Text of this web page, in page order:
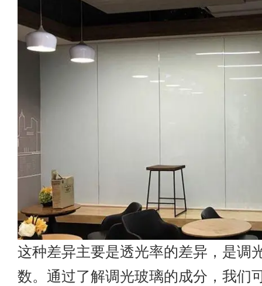
这种差异主要是透光率的差异，是调
数。通过了解调光玻璃的成分，我们